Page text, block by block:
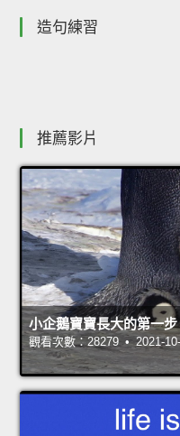
造句練習
推薦影片
小企鵝寶寶長大的第一步
觀看次數：28279 • 2021-